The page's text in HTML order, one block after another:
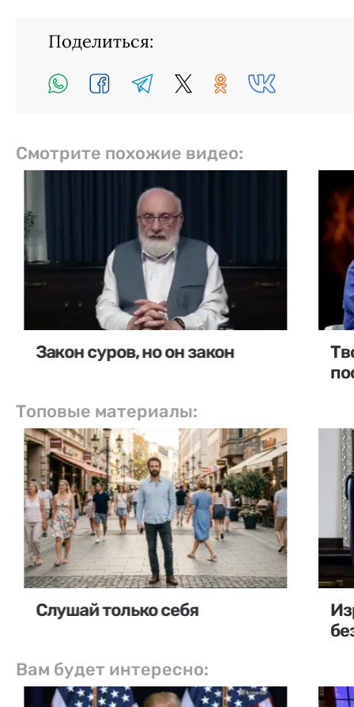
Поделиться:
Смотрите похожие видео:
Закон суров, но он закон
Топовые материалы:
Слушай только себя
Вам будет интересно: